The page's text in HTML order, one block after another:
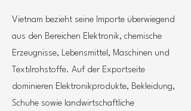
Vietnam bezieht seine Importe überwiegend
aus den Bereichen Elektronik, chemische
Erzeugnisse, Lebensmittel, Maschinen und
Textilrohstoffe. Auf der Exportseite
dominieren Elektronikprodukte, Bekleidung,
Schuhe sowie landwirtschaftliche